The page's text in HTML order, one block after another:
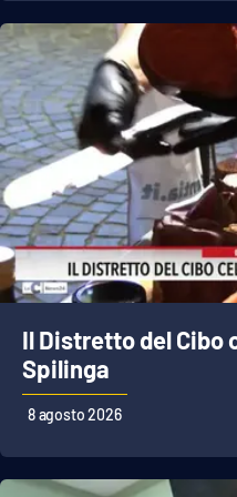
EDIZIONI
LOCALI
Catanzaro
Crotone
Vibo Valentia
Reggio Calabria
Cosenza
Lamezia Terme
Il Distretto del Cibo
Spilinga
8 agosto 2026